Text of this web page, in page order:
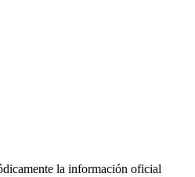
la información oficial